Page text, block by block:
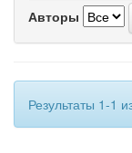
Авторы
Результаты 1-1